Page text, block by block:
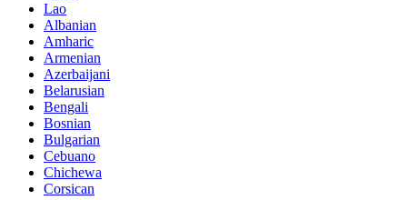
Lao
Albanian
Amharic
Armenian
Azerbaijani
Belarusian
Bengali
Bosnian
Bulgarian
Cebuano
Chichewa
Corsican